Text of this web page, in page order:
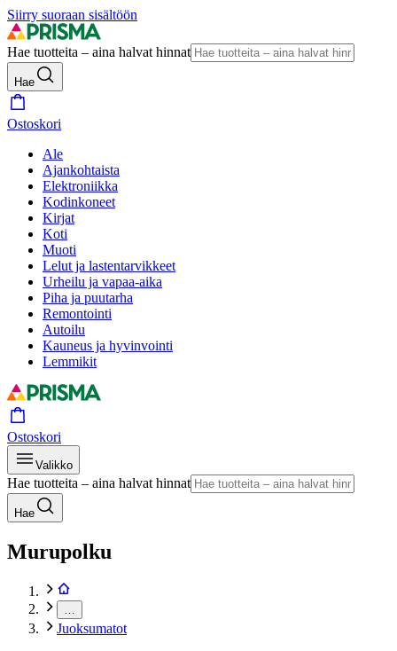
Siirry suoraan sisältöön
Hae tuotteita – aina halvat hinnat
Hae
Ostoskori
Ale
Ajankohtaista
Elektroniikka
Kodinkoneet
Kirjat
Koti
Muoti
Lelut ja lastentarvikkeet
Urheilu ja vapaa-aika
Piha ja puutarha
Remontointi
Autoilu
Kauneus ja hyvinvointi
Lemmikit
Ostoskori
Valikko
Hae tuotteita – aina halvat hinnat
Hae
Murupolku
Juoksumatot